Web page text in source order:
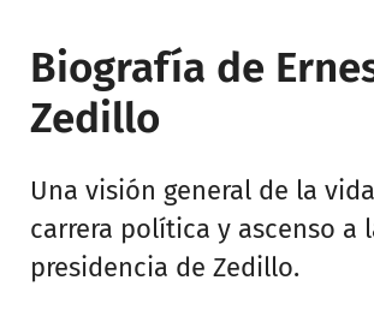
Biografía de
Zedillo
Una visión general de la
carrera política y ascenso a
presidencia de Zedillo.